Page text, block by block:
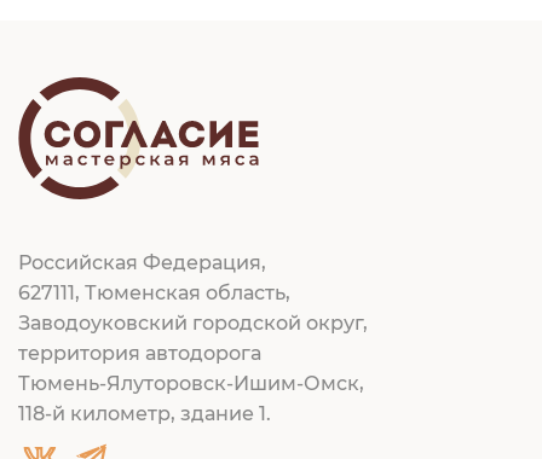
Российская Федерация,
627111, Тюменская область,
Заводоуковский городской округ,
территория автодорога
Тюмень-Ялуторовск-Ишим-Омск,
118-й километр, здание 1.